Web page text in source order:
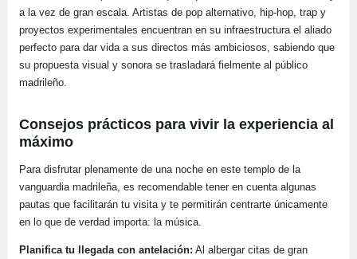
a la vez de gran escala. Artistas de pop alternativo, hip-hop, trap y
proyectos experimentales encuentran en su infraestructura el aliado
perfecto para dar vida a sus directos más ambiciosos, sabiendo que
su propuesta visual y sonora se trasladará fielmente al público
madrileño.
Consejos prácticos para vivir la experiencia al
máximo
Para disfrutar plenamente de una noche en este templo de la
vanguardia madrileña, es recomendable tener en cuenta algunas
pautas que facilitarán tu visita y te permitirán centrarte únicamente
en lo que de verdad importa: la música.
Planifica tu llegada con antelación: Al albergar citas de gran